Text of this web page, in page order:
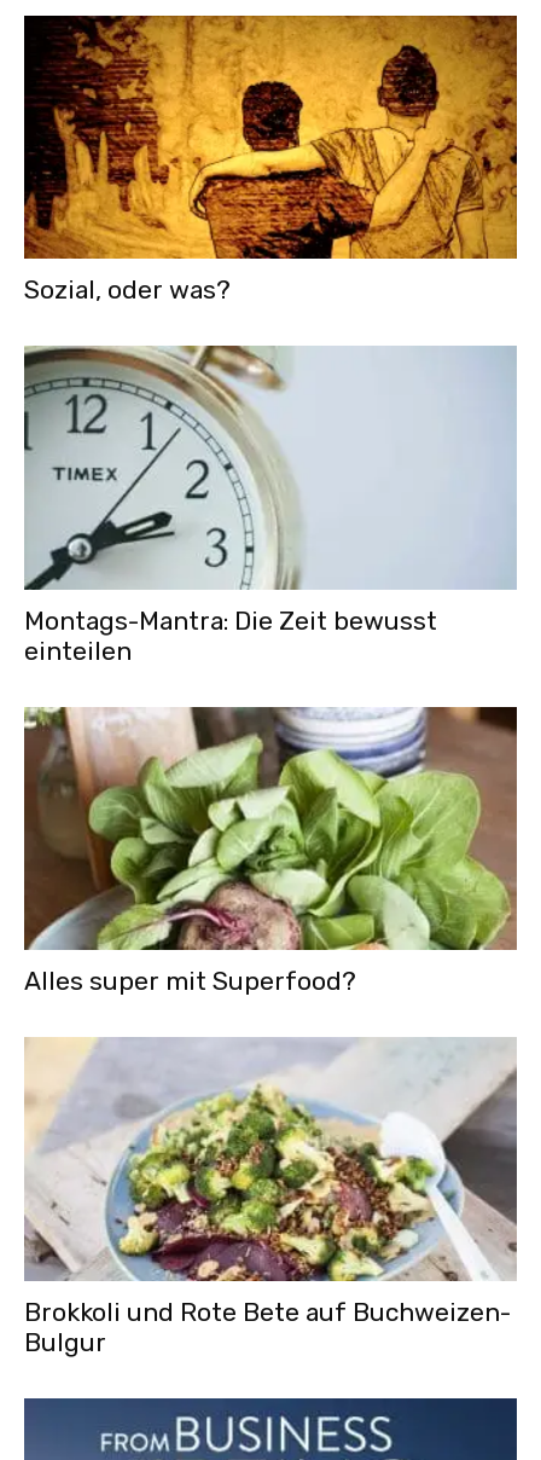
Sozial, oder was?
Montags-Mantra: Die Zeit bewusst
einteilen
Alles super mit Superfood?
Brokkoli und Rote Bete auf Buchweizen-
Bulgur